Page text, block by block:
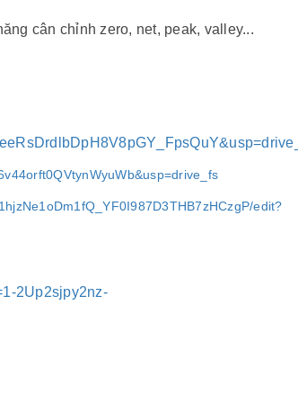
cân chỉnh zero, net, peak, valley...
edit?
2Up2sjpy2nz-